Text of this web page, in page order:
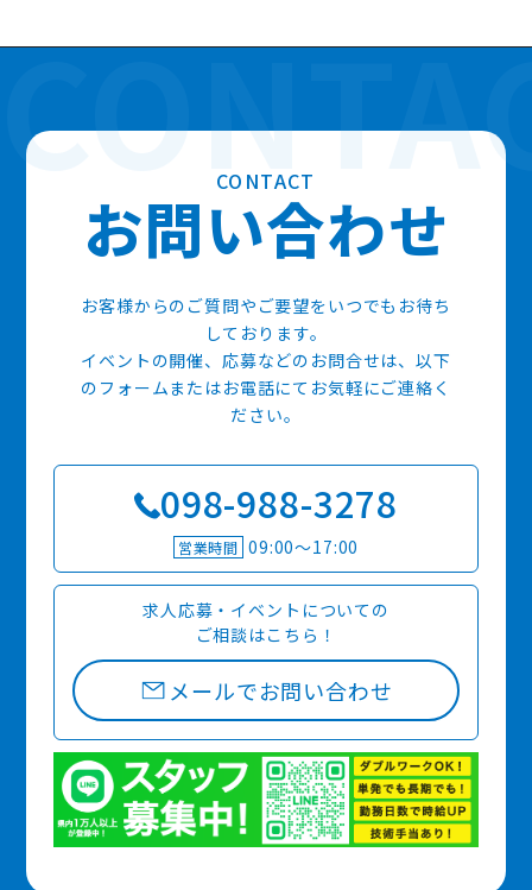
CONTACT
お問い合わせ
お客様からのご質問やご要望をいつでもお待ち
しております。
イベントの開催、応募などのお問合せは、以下
のフォームまたはお電話にてお気軽にご連絡く
ださい。
098-988-3278
営業時間 09:00〜17:00
求人応募・イベントについての
ご相談はこちら！
メールでお問い合わせ